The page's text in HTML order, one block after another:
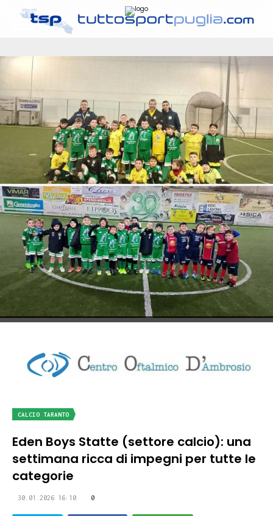
CALCIO TARANTO
Eden Boys Statte (settore calcio): una
settimana ricca di impegni per tutte le
categorie
30.01.2026 16:10 0